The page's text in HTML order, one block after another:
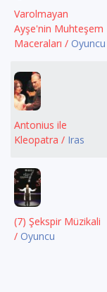
Varolmayan
Ayşe'nin Muhteşem
Maceraları / Oyuncu
Antonius ile
Kleopatra / Iras
(7) Şekspir Müzikali
/ Oyuncu